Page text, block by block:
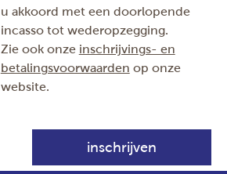
u akkoord met een doorlopende
incasso tot wederopzegging.
Zie ook onze inschrijvings- en
betalingsvoorwaarden op onze
website.